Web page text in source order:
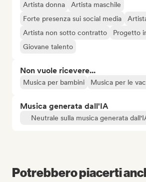
Artista donna
Artista maschile
Forte presenza sui social media
Artista non sotto contratto
Progetto
Giovane talento
Non vuole ricevere...
Musica per bambini Musica per le
Musica generata dall'IA
Neutrale sulla musica generata
Potrebbero piacerti